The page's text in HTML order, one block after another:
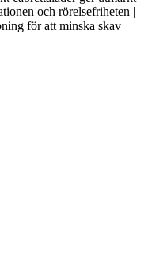
och rörelsefriheten |
för att minska skav